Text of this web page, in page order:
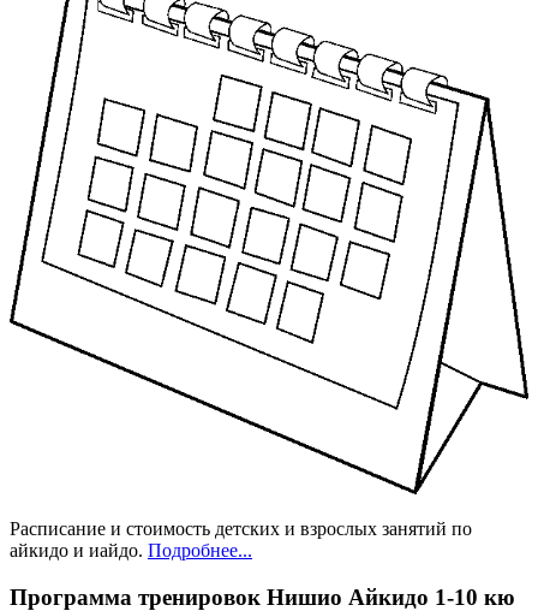
Расписание и стоимость детских и взрослых занятий по
айкидо и иайдо. Подробнее...
Программа тренировок Нишио Айкидо 1-10 кю